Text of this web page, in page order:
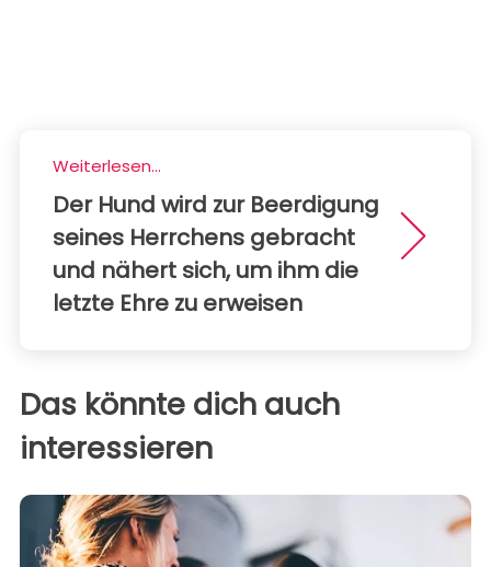
Weiterlesen...
Der Hund wird zur Beerdigung
seines Herrchens gebracht
und nähert sich, um ihm die
letzte Ehre zu erweisen
Das könnte dich auch
interessieren